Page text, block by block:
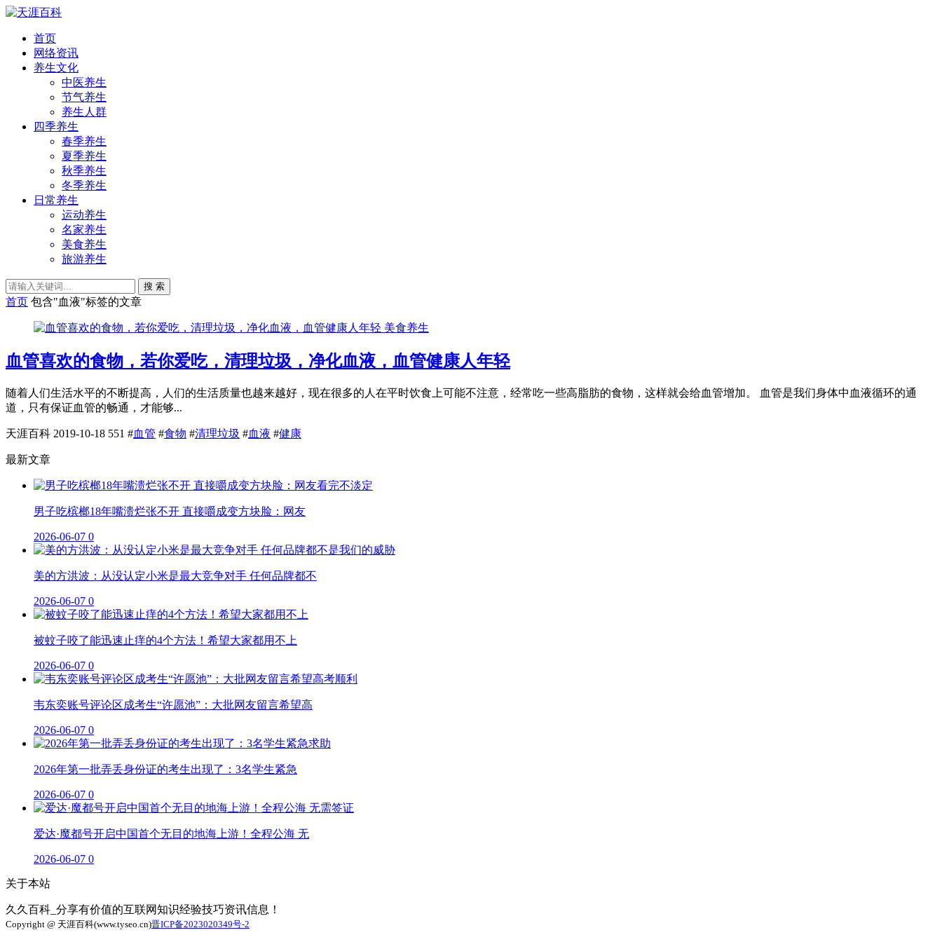
首页
网络资讯
养生文化
中医养生
节气养生
养生人群
四季养生
春季养生
夏季养生
秋季养生
冬季养生
日常养生
运动养生
名家养生
美食养生
旅游养生
搜 索
首页 包含"血液"标签的文章
美食养生
血管喜欢的食物，若你爱吃，清理垃圾，净化血液，血管健康人年轻
随着人们生活水平的不断提高，人们的生活质量也越来越好，现在很多的人在平时饮食上可能不注意，经常吃一些高脂肪的食物，这样就会给血管增加。 血管是我们身体中血液循环的通
道，只有保证血管的畅通，才能够...
天涯百科 2019-10-18 551 #血管 #食物 #清理垃圾 #血液 #健康
最新文章
男子吃槟榔18年嘴溃烂张不开 直接嚼成变方块脸：网友
2026-06-07 0
美的方洪波：从没认定小米是最大竞争对手 任何品牌都不
2026-06-07 0
被蚊子咬了能迅速止痒的4个方法！希望大家都用不上
2026-06-07 0
韦东奕账号评论区成考生“许愿池”：大批网友留言希望高
2026-06-07 0
2026年第一批弄丢身份证的考生出现了：3名学生紧急
2026-06-07 0
爱达·魔都号开启中国首个无目的地海上游！全程公海 无
2026-06-07 0
关于本站
久久百科_分享有价值的互联网知识经验技巧资讯信息！
Copyright @ 天涯百科(www.tyseo.cn)晋ICP备2023020349号-2